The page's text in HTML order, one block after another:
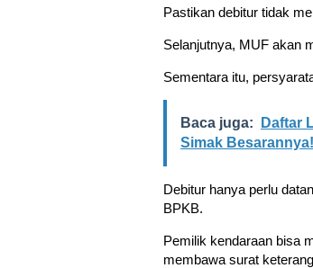
Pastikan debitur tidak
Selanjutnya, MUF akan
Sementara itu,
Baca juga:
Daftar
Simak Besarannya!
Debitur hanya perlu
BPKB.
Pemilik kendaraan bisa
membawa surat